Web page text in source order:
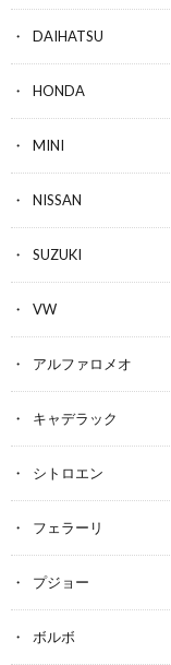
DAIHATSU
HONDA
MINI
NISSAN
SUZUKI
VW
アルファロメオ
キャデラック
シトロエン
フェラーリ
プジョー
ボルボ